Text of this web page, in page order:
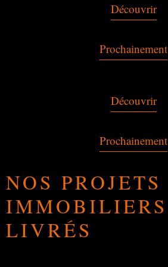
Découvrir
Prochainement
Découvrir
Prochainement
NOS PROJETS
IMMOBILIERS
LIVRÉS